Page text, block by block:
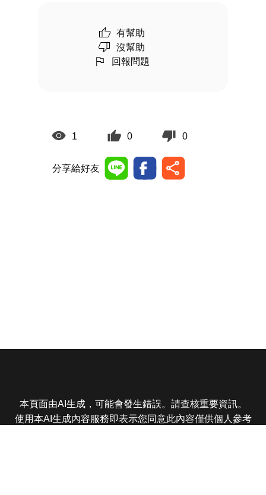
有幫助
沒幫助
回報問題
1 0 0
分享給好友
本頁面由AI生成，可能會發生錯誤。請查核重要資訊。
使用本AI生成內容服務即表示您同意此內容僅供個人參考